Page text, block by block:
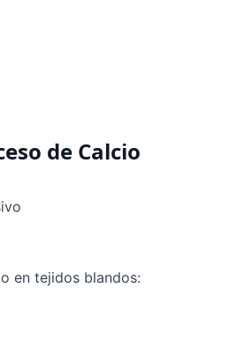
de Calcio
en tejidos blandos: